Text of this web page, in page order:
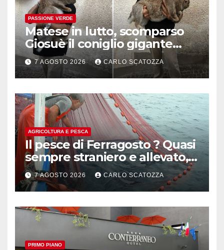
PASSIONE VERDE
Matese in lutto, scomparso
Giosuè il coniglio gigante
pluripremiato
7 AGOSTO 2026 CARLO SCATOZZA
AGRICOLTURA E PESCA
Il pesce di Ferragosto ? Quasi
sempre straniero e allevato,
in sofferenza
7 AGOSTO 2026 CARLO SCATOZZA
PRIMO PIANO